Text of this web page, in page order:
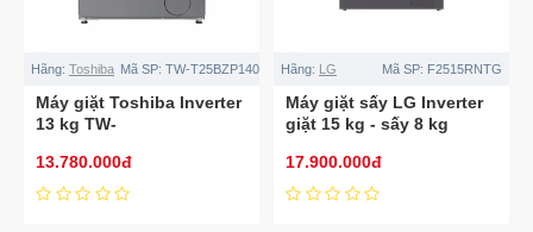
Hãng: Toshiba Mã SP: TW-T25BZP140MWV(MG)
Máy giặt Toshiba Inverter
13 kg TW-
13.780.000đ
Hãng: LG Mã SP: F2515RNTG
Máy giặt sấy LG Inverter
giặt 15 kg - sấy 8 kg
17.900.000đ